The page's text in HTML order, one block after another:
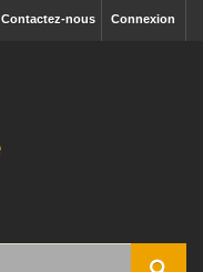
Connexion
Contactez-nous